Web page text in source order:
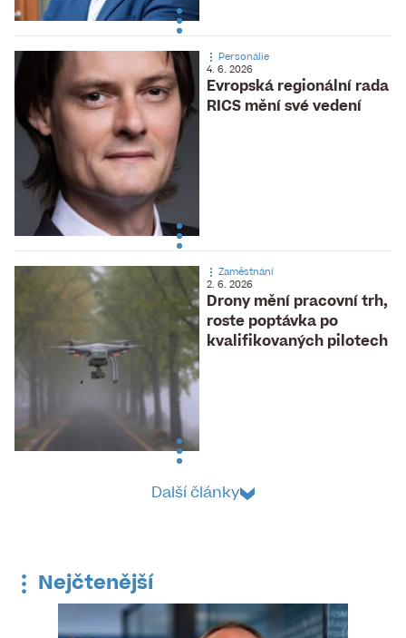
Evropská regionální rada
RICS mění své vedení
Personálie
4. 6. 2026
Drony mění pracovní trh,
roste poptávka po
kvalifikovaných pilotech
Zaměstnání
2. 6. 2026
Další články
Nejčtenější